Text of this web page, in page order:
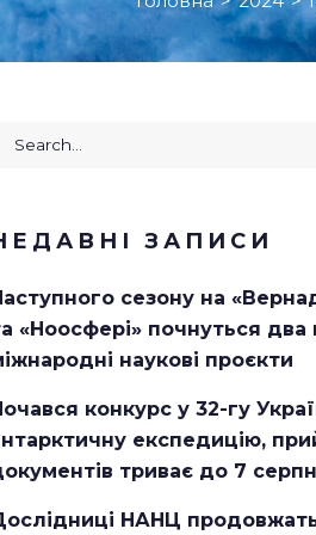
ЗАПИСИ
сезону на
«Ноосфері» почнуться два
наукові проєкти
конкурс у 32-гу
експедицію,
триває до 7
НАНЦ